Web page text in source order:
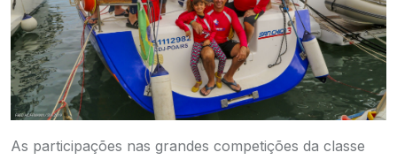
As participações nas grandes competições da classe